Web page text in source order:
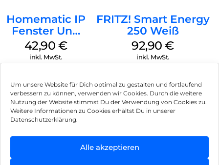
Um unsere Website für Dich optimal zu gestalten und fortlaufend
verbessern zu können, verwenden wir Cookies. Durch die weitere
Nutzung der Website stimmst Du der Verwendung von Cookies zu.
Weitere Informationen zu Cookies erhältst Du in unserer
Datenschutzerklärung.
Alle akzeptieren
Homematic IP
Fenster Und
Türkontakt
Optisch Weiß
42,90 €
inkl. MwSt.
FRITZ! Smart Energy
250 Weiß
92,90€
inkl. MwSt.
Impressum